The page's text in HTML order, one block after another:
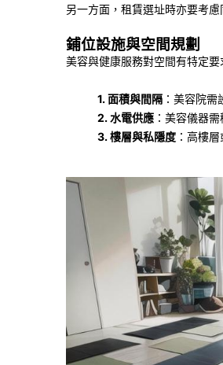
另一方面，租賃選址時亦要考
鋪位設施與空間規劃
美容與健康服務對空間有特定要
1. 面積與間隔 ：美容院
2. 水電供應 ：美容儀器
3. 樓層與私隱度 ：高樓